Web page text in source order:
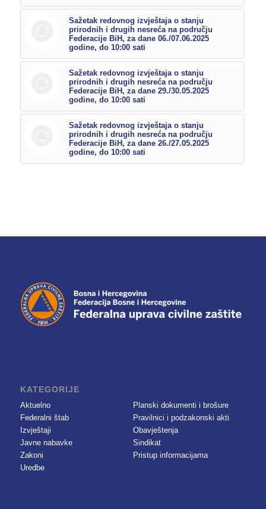
Sažetak redovnog izvještaja o stanju
prirodnih i drugih nesreća na području
Federacije BiH, za dane 06./07.06.2025
godine, do 10:00 sati
Sažetak redovnog izvještaja o stanju
prirodnih i drugih nesreća na području
Federacije BiH, za dane 29./30.05.2025
godine, do 10:00 sati
Sažetak redovnog izvještaja o stanju
prirodnih i drugih nesreća na području
Federacije BiH, za dane 26./27.05.2025
godine, do 10:00 sati
KATEGORIJE
Aktuelno
Federalni štab
Izvještaji
Javne nabavke
Zakoni
Uredbe
Planski dokumenti i brošure
Pravilnici i podzakonski akti
Obavještenja
Sindikat
Pristup informacijama